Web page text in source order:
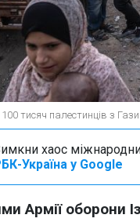
тисяч палестинців з
хаос
Україна у Google
Армії оборони